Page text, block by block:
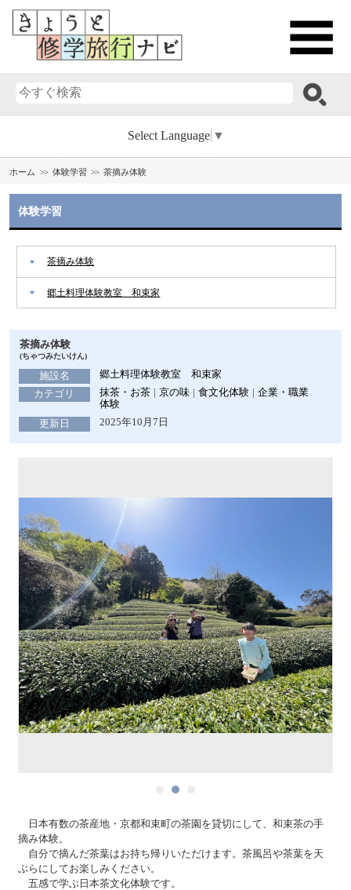
Select Language ▼
ホーム 体験学習 茶摘み体験
体験学習
茶摘み体験
郷土料理体験教室 和束家
茶摘み体験
(ちゃつみたいけん)
施設名
郷土料理体験教室 和束家
カテゴリ
抹茶・お茶 京の味 食文化体験
企業・職業
体験
更新日
2025年10月7日
日本有数の茶産地・京都和束町の茶園を貸切にして、和束茶の手
摘み体験。
自分で摘んだ茶葉はお持ち帰りいただけます。茶風呂や茶葉を天
ぷらにしてお楽しみください。
五感で学ぶ日本茶文化体験です。